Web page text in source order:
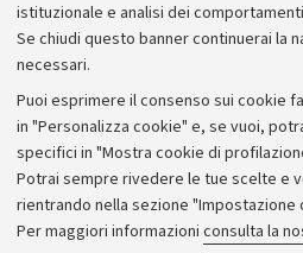
istituzionale e analisi dei
Se chiudi questo banner continuerai la
necessari.
Puoi esprimere il consenso sui cookie
in "Personalizza cookie" e, se vuoi,
specifici in "Mostra cookie di
Potrai sempre rivedere le tue scelte e
rientrando nella sezione "Impostazione
Per maggiori informazioni consulta la
Donazioni e
Bandi, gare e
Albo
Amministrazione
Atti di